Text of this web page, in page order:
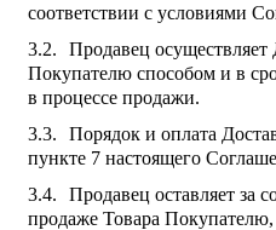
соответствии с условиями
Продавец осуществляет
Покупателю способом и в
в процессе продажи.
Порядок и оплата
пункте 7 настоящего
Продавец оставляет за
продаже Товара